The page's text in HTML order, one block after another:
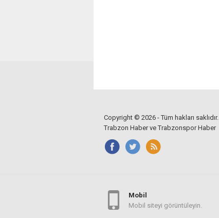
Copyright © 2026 - Tüm hakları saklıdır.
Trabzon Haber ve Trabzonspor Haber
Mobil
Mobil siteyi görüntüleyin.